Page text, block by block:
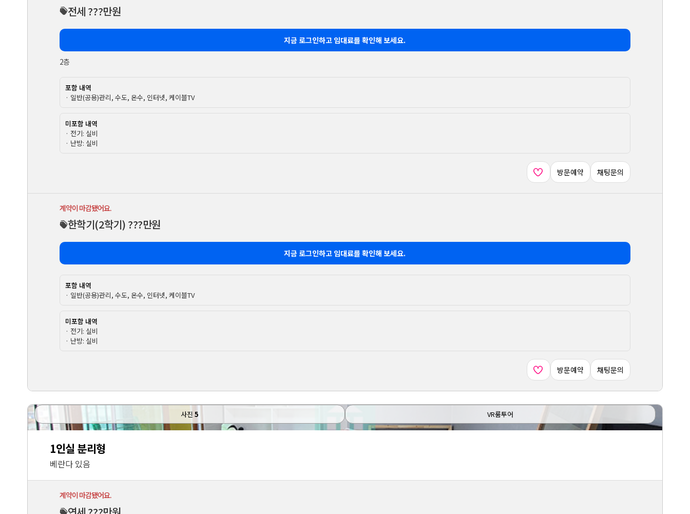
전세 ???만원
지금 로그인하고 임대료를 확인해 보세요.
2층
포함 내역
· 일반(공용)관리, 수도, 온수, 인터넷, 케이블TV
미포함 내역
· 전기: 실비
· 난방: 실비
방문예약 채팅문의
계약이 마감됐어요.
한학기(2학기) ???만원
지금 로그인하고 임대료를 확인해 보세요.
포함 내역
· 일반(공용)관리, 수도, 온수, 인터넷, 케이블TV
미포함 내역
· 전기: 실비
· 난방: 실비
방문예약 채팅문의
사진 5 VR룸투어
1인실 분리형
베란다 있음
계약이 마감됐어요.